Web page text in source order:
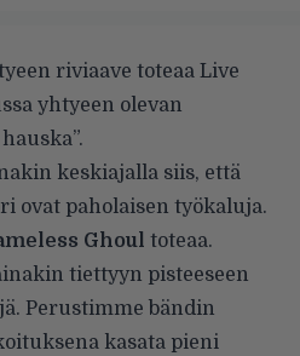
riviaave toteaa Live
yhtyeen olevan
keskiajalla siis, että
ovat paholaisen työkaluja.
Ghoul toteaa.
tiettyyn pisteeseen
Perustimme bändin
kasata pieni